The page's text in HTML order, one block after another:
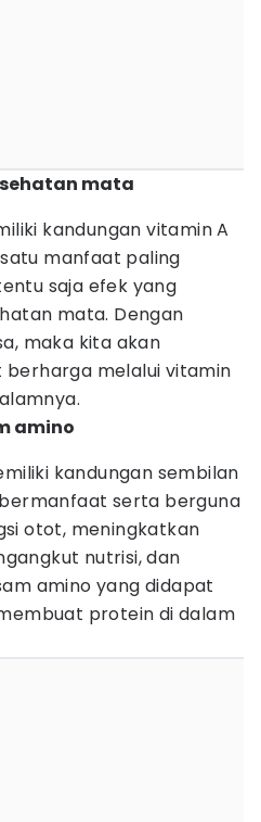
mata
kandungan vitamin A
manfaat paling
saja efek yang
mata. Dengan
maka kita akan
melalui vitamin
amino
kandungan sembilan
serta berguna
otot, meningkatkan
nutrisi, dan
amino yang didapat
protein di dalam